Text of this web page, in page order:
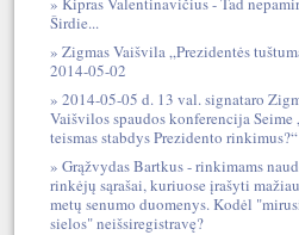
Širdie...
Zigmas Vaišvila „Prezidentės
2014-05-02
2014-05-05 d. 13 val. signataro
Vaišvilos spaudos konferencija Seime
teismas stabdys Prezidento rinkimus?“
Grąžvydas Bartkus - rinkimams
rinkėjų sąrašai, kuriuose įrašyti
metų senumo duomenys. Kodėl
sielos" neišsiregistravę?